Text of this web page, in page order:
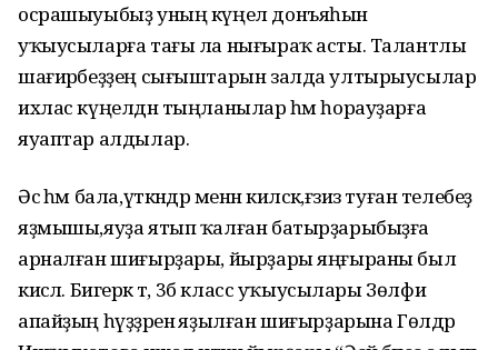
осрашыуыбыҙ уның күңел донъяһын
уҡыусыларға тағы ла нығыраҡ асты. Талантлы
шағирәбеҙҙең сығыштарын залда ултырыусылар
ихлас күңелдән тыңланылар һәм һорауҙарға
яуаптар алдылар.
Әсә һәм бала,үткәндәр менән киләсәк,ғәзиз туған телебеҙ
яҙмышы,яуҙа ятып ҡалған батырҙарыбыҙға
арналған шиғырҙары, йырҙары яңғыраны был
кисәлә. Бигерәк тә, 3б класс уҡыусылары Зөлфиә
апайҙың һүҙҙәренә яҙылған шиғырҙарына Гөлдәр